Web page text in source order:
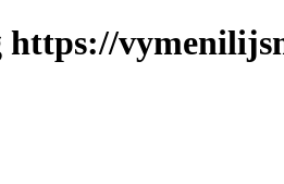
https://